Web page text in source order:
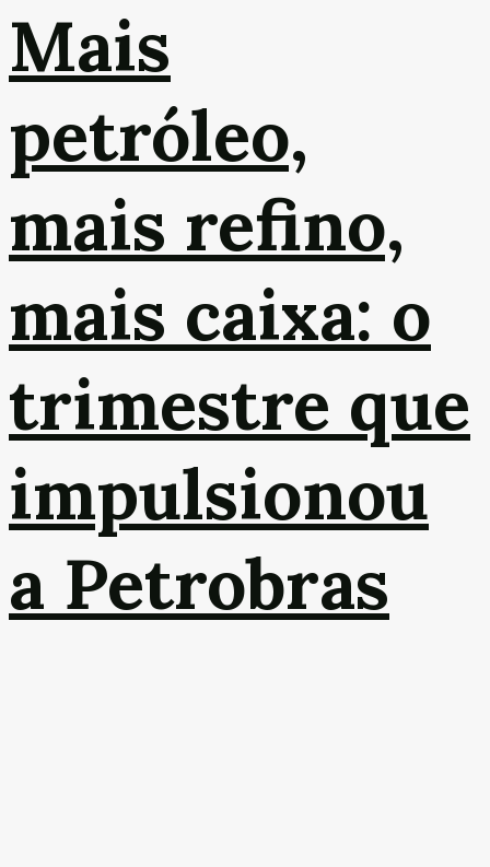
Mais
petróleo,
mais refino,
mais caixa: o
trimestre que
impulsionou
a Petrobras